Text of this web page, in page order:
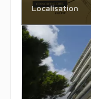
Localisation